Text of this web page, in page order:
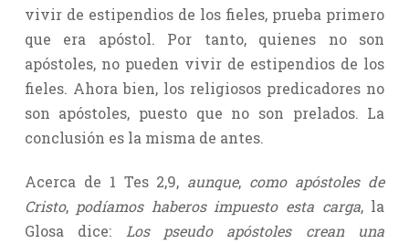
vivir de estipendios de los fieles, prueba primero
que era apóstol. Por tanto, quienes no son
apóstoles, no pueden vivir de estipendios de los
fieles. Ahora bien, los religiosos predicadores no
son apóstoles, puesto que no son prelados. La
conclusión es la misma de antes.
Acerca de 1 Tes 2,9, aunque, como apóstoles de
Cristo,podíamos haberos impuesto esta carga, la
Glosa dice:
Los pseudo apóstoles crean una